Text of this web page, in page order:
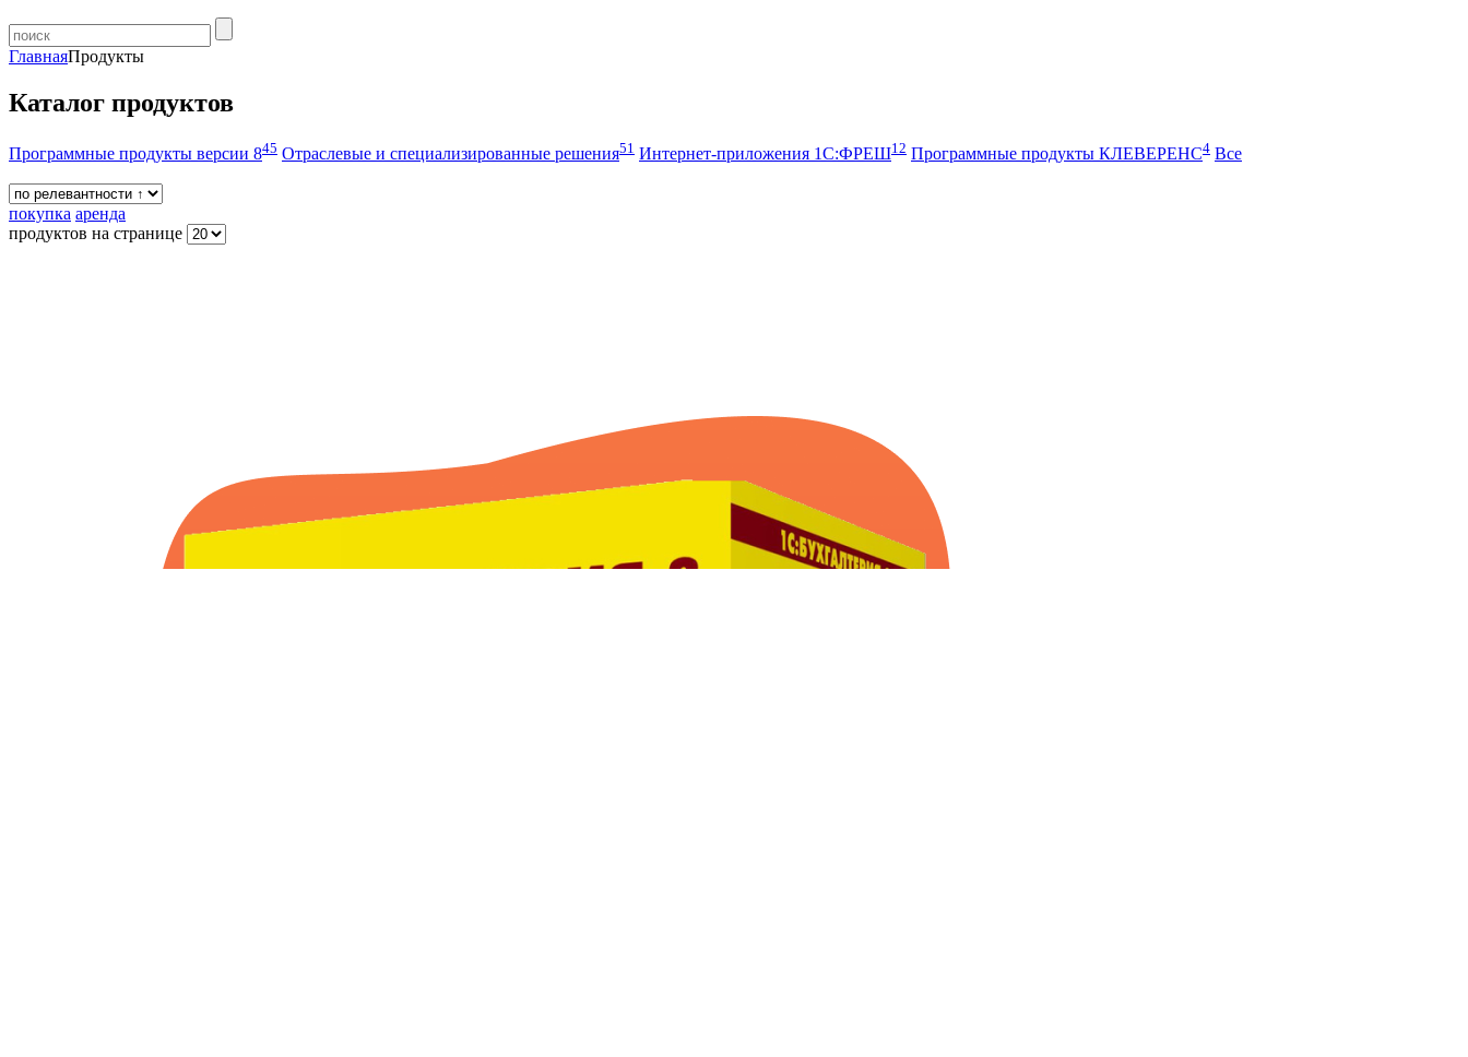
ГлавнаяПродукты
Каталог продуктов
Программные продукты версии 845 Отраслевые и специализированные решения51 Интернет-приложения 1С:ФРЕШ12 Программные продукты КЛЕВЕРЕНС4 Все
покупка аренда
продуктов на странице